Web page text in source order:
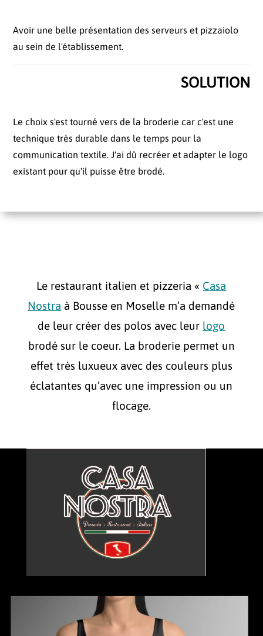
Avoir une belle présentation des serveurs et pizzaiolo
au sein de l'établissement.
SOLUTION
Le choix s'est tourné vers de la broderie car c'est une
technique très durable dans le temps pour la
communication textile. J'ai dû recréer et adapter le logo
existant pour qu'il puisse être brodé.
Le restaurant italien et pizzeria « Casa
Nostra à Bousse en Moselle m’a demandé
de leur créer des polos avec leur logo
brodé sur le coeur. La broderie permet un
effet très luxueux avec des couleurs plus
éclatantes qu’avec une impression ou un
flocage.